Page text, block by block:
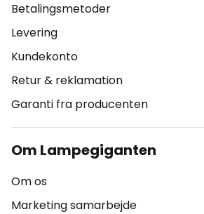
Betalingsmetoder
Levering
Kundekonto
Retur & reklamation
Garanti fra producenten
Om Lampegiganten
Om os
Marketing samarbejde